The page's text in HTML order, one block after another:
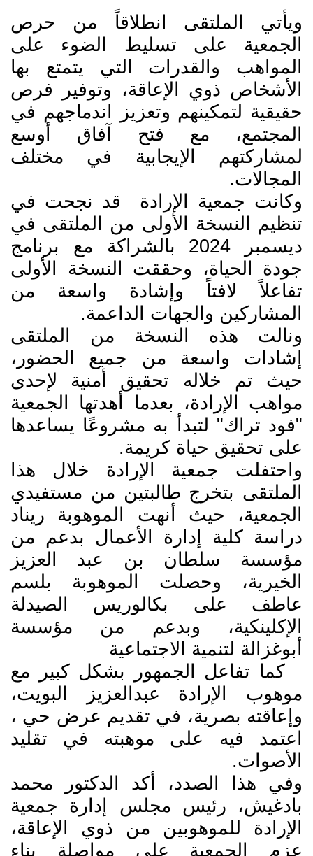
ويأتي الملتقى انطلاقاً من حرص
الجمعية على تسليط الضوء على
المواهب والقدرات التي يتمتع بها
الأشخاص ذوي الإعاقة، وتوفير فرص
حقيقية لتمكينهم وتعزيز اندماجهم في
المجتمع، مع فتح آفاق أوسع
لمشاركتهم الإيجابية في مختلف
المجالات.
وكانت جمعية الإرادة قد نجحت في
تنظيم النسخة الأولى من الملتقى في
ديسمبر 2024 بالشراكة مع برنامج
جودة الحياة، وحققت النسخة الأولى
تفاعلاً لافتاً وإشادة واسعة من
المشاركين والجهات الداعمة.
ونالت هذه النسخة من الملتقى
إشادات واسعة من جميع الحضور،
حيث تم خلاله تحقيق أمنية لإحدى
مواهب الإرادة، بعدما أهدتها الجمعية
"فود تراك" لتبدأ به مشروعًا يساعدها
على تحقيق حياة كريمة.
واحتفلت جمعية الإرادة خلال هذا
الملتقى بتخرج طالبتين من مستفيدي
الجمعية، حيث أنهت الموهوبة ريناد
دراسة كلية إدارة الأعمال بدعم من
مؤسسة سلطان بن عبد العزيز
الخيرية، وحصلت الموهوبة بلسم
عاطف على بكالوريس الصيدلة
الإكلينكية، وبدعم من مؤسسة
أبوغزالة لتنمية الاجتماعية
كما تفاعل الجمهور بشكل كبير مع
موهوب الإرادة عبدالعزيز البويت،
وإعاقته بصرية، في تقديم عرض حي ،
اعتمد فيه على موهبته في تقليد
الأصوات.
وفي هذا الصدد، أكد الدكتور محمد
بادغيش، رئيس مجلس إدارة جمعية
الإرادة للموهوبين من ذوي الإعاقة،
عزم الجمعية على مواصلة بناء